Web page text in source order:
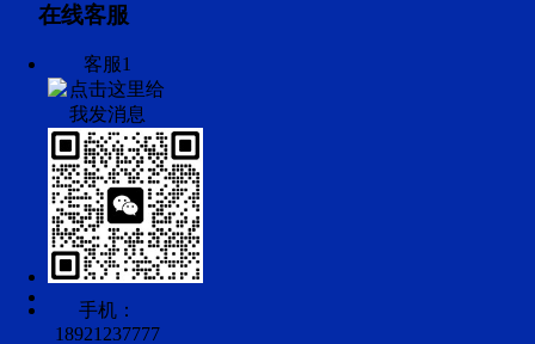
在线客服
客服1
手机：
18921237777